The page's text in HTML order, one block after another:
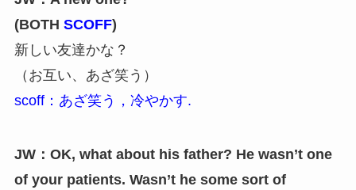
(BOTH SCOFF)
新しい友達かな？
（お互い、あざ笑う）
scoff：あざ笑う，冷やかす.
JW：OK, what about his father? He wasn’t one
of your patients. Wasn’t he some sort of